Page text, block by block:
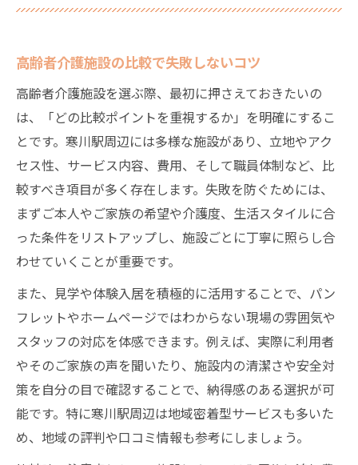
寒川駅周辺で高齢者介護施設を探す流れ
高齢者介護の職員配置で施設を比較する
本人と家族に寄り添う高齢者介護の選択肢
高齢者介護で本人と家族の希望を叶える方
法
家族の負担を減らす高齢者介護施設の選び
方
高齢者介護の選択肢とサポート体制の違い
高齢者介護で重要な家族との連携ポイント
高齢者介護施設で安心できるサポート体制
安心して暮らせるための施設調査術
高齢者介護施設の見学で押さえるポイント
高齢者介護施設の資料請求で注意すべき点
高齢者介護施設の運営母体を調べる方法
高齢者介護の綿密な比較と調査のコツ
高齢者介護施設の比較で失敗しないコツ
高齢者介護施設を選ぶ際、最初に押さえておきたいの
は、「どの比較ポイントを重視するか」を明確にするこ
とです。寒川駅周辺には多様な施設があり、立地やアク
セス性、サービス内容、費用、そして職員体制など、比
較すべき項目が多く存在します。失敗を防ぐためには、
まずご本人やご家族の希望や介護度、生活スタイルに合
った条件をリストアップし、施設ごとに丁寧に照らし合
わせていくことが重要です。
また、見学や体験入居を積極的に活用することで、パン
フレットやホームページではわからない現場の雰囲気や
スタッフの対応を体感できます。例えば、実際に利用者
やそのご家族の声を聞いたり、施設内の清潔さや安全対
策を自分の目で確認することで、納得感のある選択が可
能です。特に寒川駅周辺は地域密着型サービスも多いた
め、地域の評判や口コミ情報も参考にしましょう。